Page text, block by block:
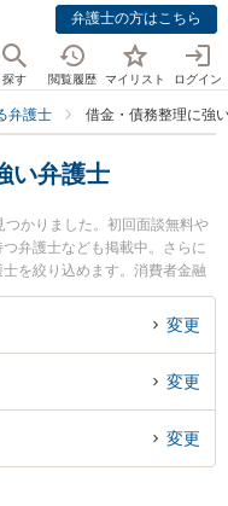
弁護士の方はこちら
探す 閲覧履歴 マイリスト ログイン
弁護士 借金・債務整理に強
い弁護士
かりました。初回面談無料や
弁護士なども掲載中。さらに
を絞り込めます。消費者金融
いの債務整理等の細かな分野
人いたむら法律事務所の板村
金・債務整理のトラブルを今
トラブル解決の実績豊富な近
・債務整理を法律相談できる
変更
変更
変更